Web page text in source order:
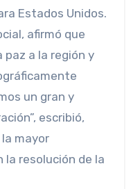
Estados Unidos.
afirmó que
paz a la región y
un gran y
escribió,
mayor
la resolución de la